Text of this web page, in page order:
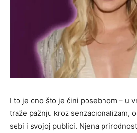
I to je ono što je čini posebnom – u
traže pažnju kroz senzacionalizam,
sebi i svojoj publici. Njena